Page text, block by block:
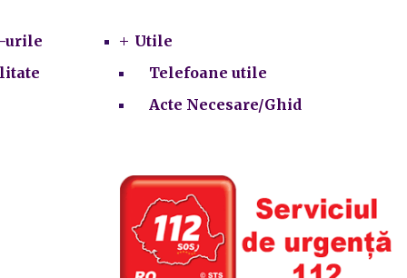
urile
Utile
Telefoane utile
Acte Necesare/Ghid